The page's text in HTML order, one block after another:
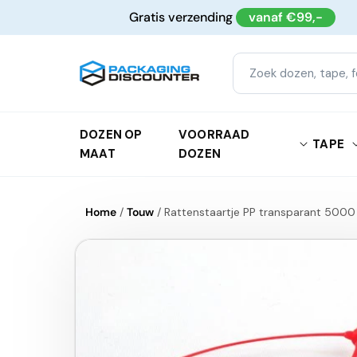
content
Gratis verzending vanaf €99,-
DOZEN OP
MAAT
VOORRAAD
DOZEN
TAPE
Home / Touw / Rattenstaartje PP transparant 5000
Ga direct naar